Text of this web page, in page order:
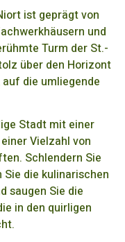
ist geprägt von
und
Turm der St.-
über den Horizont
die umliegende
Stadt mit einer
Vielzahl von
Schlendern Sie
die kulinarischen
saugen Sie die
in den quirligen